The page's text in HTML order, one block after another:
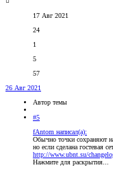
17 Авг 2021
24
1
5
57
26 Авг 2021
Автор темы
#5
fAntom написал(а):
Обычно точки сохраняют
но если сделана гостевая
http://www.ubnt.su/
Нажмите для раскрытия...